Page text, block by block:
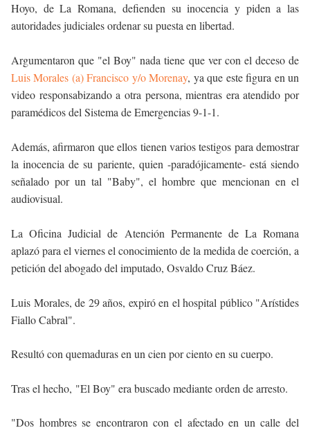
Hoyo, de La Romana, defienden su inocencia y piden a las
autoridades judiciales ordenar su puesta en libertad.
Argumentaron que "el Boy" nada tiene que ver con el deceso de
Luis Morales (a) Francisco y/o Morenay, ya que este figura en un
video responsabizando a otra persona, mientras era atendido por
paramédicos del Sistema de Emergencias 9-1-1.
Además, afirmaron que ellos tienen varios testigos para demostrar
la inocencia de su pariente, quien -paradójicamente- está siendo
señalado por un tal "Baby", el hombre que mencionan en el
audiovisual.
La Oficina Judicial de Atención Permanente de La Romana
aplazó para el viernes el conocimiento de la medida de coerción, a
petición del abogado del imputado, Osvaldo Cruz Báez.
Luis Morales, de 29 años, expiró en el hospital público "Arístides
Fiallo Cabral".
Resultó con quemaduras en un cien por ciento en su cuerpo.
Tras el hecho, "El Boy" era buscado mediante orden de arresto.
"Dos hombres se encontraron con el afectado en un calle del